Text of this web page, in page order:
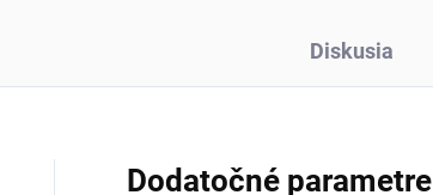
Diskusia
Dodatočné parametre